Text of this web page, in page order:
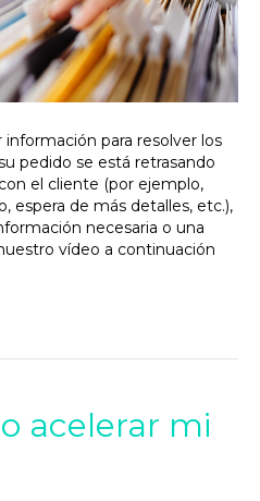
para resolver los
pedido se está retrasando
el cliente (por ejemplo,
espera de más detalles, etc.),
necesaria o una
vídeo a continuación
acelerar mi